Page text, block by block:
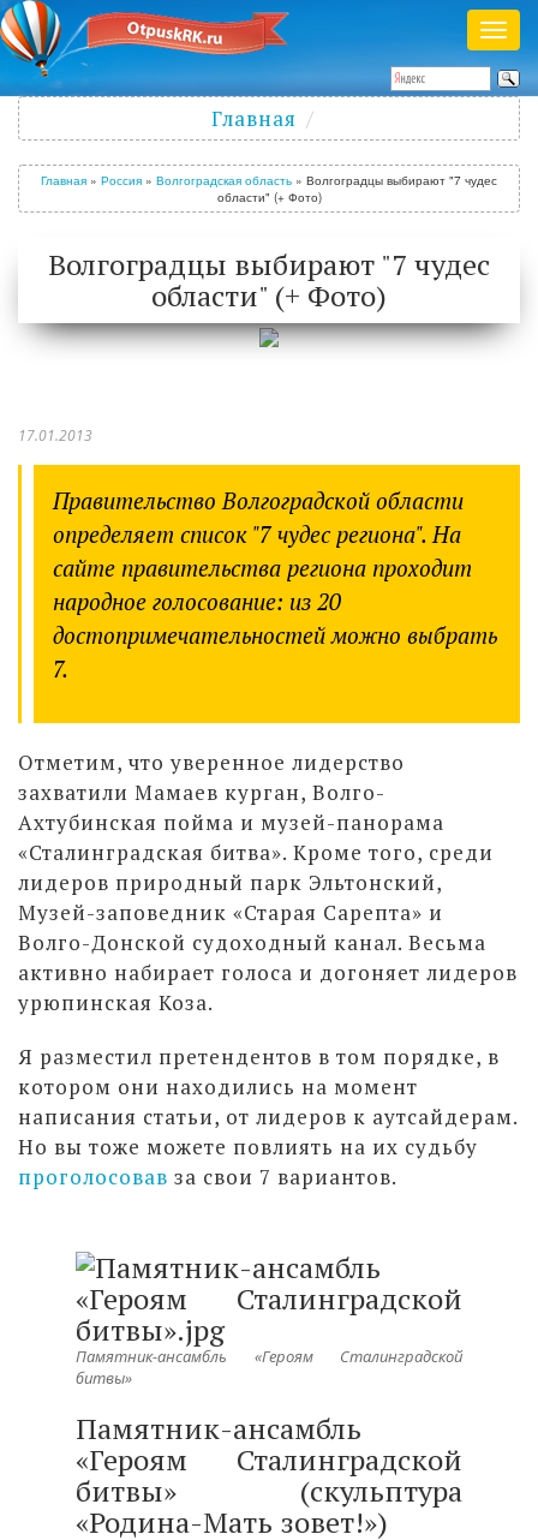
Полезный журнал о путешествиях
меню
Главная
Главная » Россия » Волгоградская область » Волгоградцы выбирают "7 чудес
области" (+ Фото)
Волгоградцы выбирают "7 чудес
области" (+ Фото)
17.01.2013
Правительство Волгоградской области
определяет список "7 чудес региона". На
сайте правительства региона проходит
народное голосование: из 20
достопримечательностей можно выбрать
7.
Отметим, что уверенное лидерство
захватили Мамаев курган, Волго-
Ахтубинская пойма и музей-панорама
«Сталинградская битва». Кроме того, среди
лидеров природный парк Эльтонский,
Музей-заповедник «Старая Сарепта» и
Волго-Донской судоходный канал. Весьма
активно набирает голоса и догоняет лидеров
урюпинская Коза.
Я разместил претендентов в том порядке, в
котором они находились на момент
написания статьи, от лидеров к аутсайдерам.
Но вы тоже можете повлиять на их судьбу
проголосовав за свои 7 вариантов.
Памятник-ансамбль «Героям Сталинградской
битвы»
Памятник-ансамбль
«Героям Сталинградской
битвы» (скульптура
«Родина-Мать зовет!»)